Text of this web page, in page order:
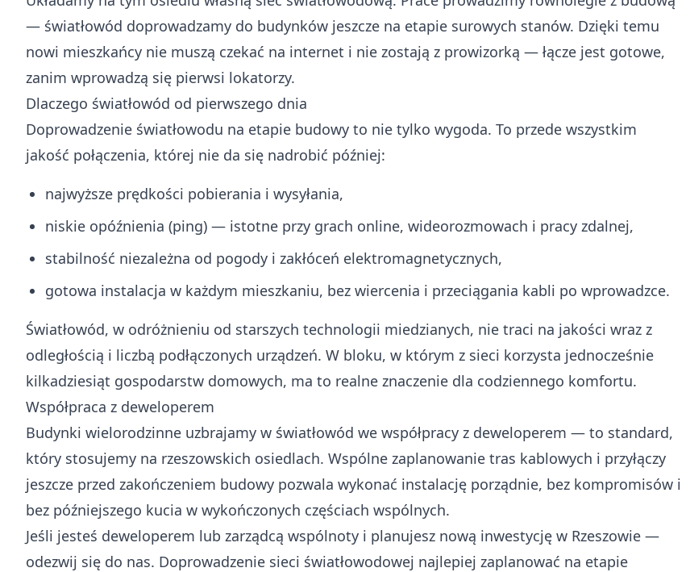
— światłowód doprowadzamy do budynków jeszcze na etapie surowych stanów. Dzięki temu
nowi mieszkańcy nie muszą czekać na internet i nie zostają z prowizorką — łącze jest gotowe,
zanim wprowadzą się pierwsi lokatorzy.
Dlaczego światłowód od pierwszego dnia
Doprowadzenie światłowodu na etapie budowy to nie tylko wygoda. To przede wszystkim
jakość połączenia, której nie da się nadrobić później:
najwyższe prędkości pobierania i wysyłania,
niskie opóźnienia (ping) — istotne przy grach online, wideorozmowach i pracy zdalnej,
stabilność niezależna od pogody i zakłóceń elektromagnetycznych,
gotowa instalacja w każdym mieszkaniu, bez wiercenia i przeciągania kabli po wprowadzce.
Światłowód, w odróżnieniu od starszych technologii miedzianych, nie traci na jakości wraz z
odległością i liczbą podłączonych urządzeń. W bloku, w którym z sieci korzysta jednocześnie
kilkadziesiąt gospodarstw domowych, ma to realne znaczenie dla codziennego komfortu.
Współpraca z deweloperem
Budynki wielorodzinne uzbrajamy w światłowód we współpracy z deweloperem — to standard,
który stosujemy na rzeszowskich osiedlach. Wspólne zaplanowanie tras kablowych i przyłączy
jeszcze przed zakończeniem budowy pozwala wykonać instalację porządnie, bez kompromisów i
bez późniejszego kucia w wykończonych częściach wspólnych.
Jeśli jesteś deweloperem lub zarządcą wspólnoty i planujesz nową inwestycję w Rzeszowie —
odezwij się do nas. Doprowadzenie sieci światłowodowej najlepiej zaplanować na etapie